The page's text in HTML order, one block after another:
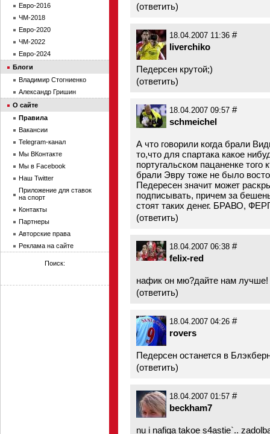
(ответить)
18.04.2007 11:36 #
liverchiko
Педерсен крутой;)
(ответить)
18.04.2007 09:57 #
schmeichel
А что говорили когда брали
то,что для спартака какое
португальском пацаненке того
брали Эвру тоже не было
Педересен значит может
подписывать, причем за
стоят таких денег. БРАВО,
(ответить)
18.04.2007 06:38 #
felix-red
нафик он мю?дайте нам лучше!
(ответить)
18.04.2007 04:26 #
rovers
Педерсен останется в
(ответить)
18.04.2007 01:57 #
beckham7
nu i nafiga takoe s4astie`..
Евро-2016
ЧМ-2018
Евро-2020
ЧМ-2022
Евро-2024
Блоги
Владимир Стогниенко
Александр Гришин
О сайте
Правила
Вакансии
Telegram-канал
Мы ВКонтакте
Мы в Facebook
Наш Twitter
Приложение для ставок
на спорт
Контакты
Партнеры
Авторские права
Реклама на сайте
Поиск: